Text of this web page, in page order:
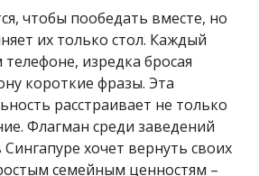
чтобы пообедать вместе, но
их только стол. Каждый
телефоне, изредка бросая
короткие фразы. Эта
расстраивает не только
Флагман среди заведений
хочет вернуть своих
семейным ценностям –